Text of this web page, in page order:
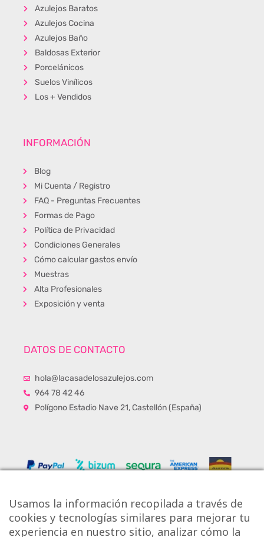
Azulejos Baratos
Azulejos Cocina
Azulejos Baño
Baldosas Exterior
Porcelánicos
Suelos Vinílicos
Los + Vendidos
INFORMACIÓN
Blog
Mi Cuenta / Registro
FAQ - Preguntas Frecuentes
Formas de Pago
Política de Privacidad
Condiciones Generales
Cómo calcular gastos envío
Muestras
Alta Profesionales
Exposición y venta
DATOS DE CONTACTO
hola@lacasadelosazulejos.com
964 78 42 46
Polígono Estadio Nave 21, Castellón (España)
Usamos la información recopilada a través de
cookies y tecnologías similares para mejorar tu
experiencia en nuestro sitio, analizar cómo la